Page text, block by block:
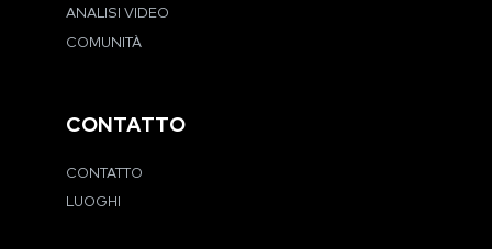
ANALISI VIDEO
COMUNITÀ
CONTATTO
CONTATTO
LUOGHI